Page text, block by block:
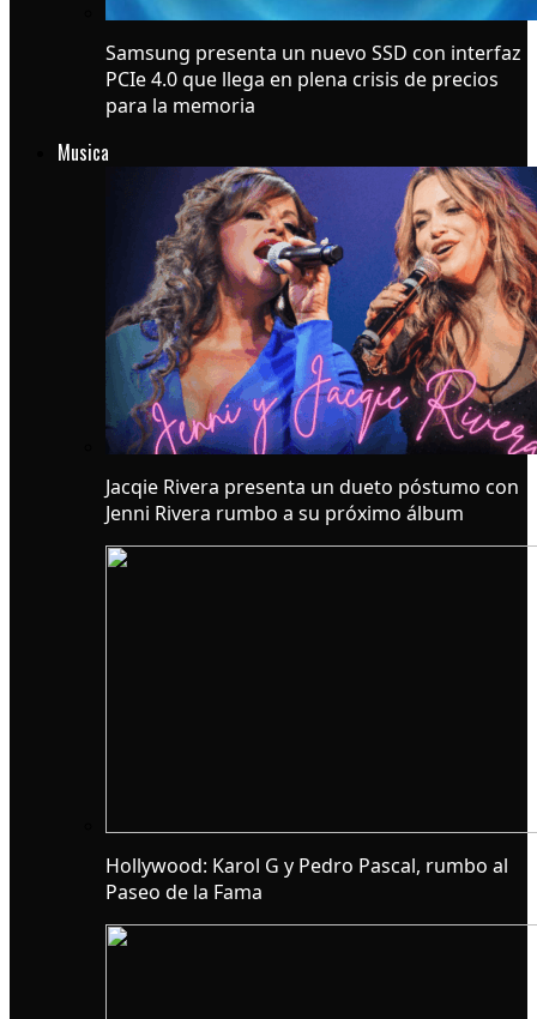
Samsung presenta un nuevo SSD con interfaz
PCIe 4.0 que llega en plena crisis de precios
para la memoria
Musica
Jacqie Rivera presenta un dueto póstumo con
Jenni Rivera rumbo a su próximo álbum
Hollywood: Karol G y Pedro Pascal, rumbo al
Paseo de la Fama